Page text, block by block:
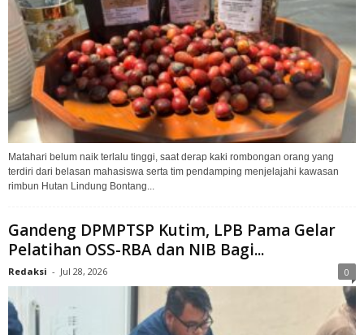
Matahari belum naik terlalu tinggi, saat derap kaki rombongan orang yang
terdiri dari belasan mahasiswa serta tim pendamping menjelajahi kawasan
rimbun Hutan Lindung Bontang...
Gandeng DPMPTSP Kutim, LPB Pama Gelar
Pelatihan OSS-RBA dan NIB Bagi...
Redaksi - Jul 28, 2026 0